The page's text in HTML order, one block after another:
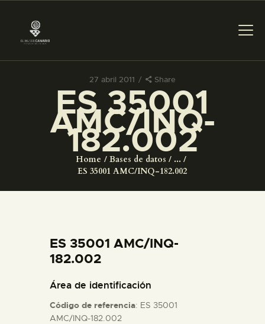
27 abril 2011 Share
ES 35001
AMC/INQ-
182.002
Home Bases de datos
...
ES 35001 AMC/INQ-182.002
PREPARAR LA VISITA
ACTIVIDADES
COLECCIONES
ESPAÑOL
ES 35001 AMC/INQ-
182.002
Área de identificación
Código de referencia: ES 35001
AMC/INQ-182.002